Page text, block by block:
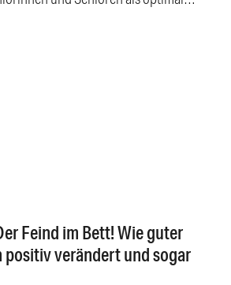
Feind im Bett! Wie guter
positiv verändert und sogar